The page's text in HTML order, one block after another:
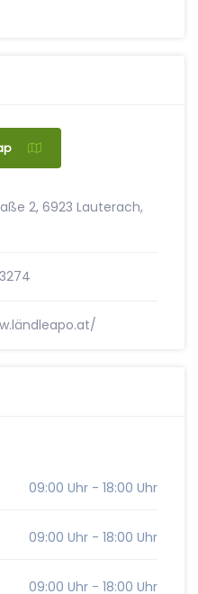
2, 6923 Lauterach,
09:00 Uhr - 18:00 Uhr
09:00 Uhr - 18:00 Uhr
09:00 Uhr - 18:00 Uhr